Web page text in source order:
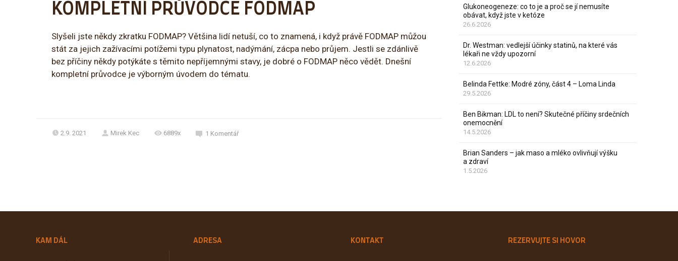
KOMPLETNÍ PRŮVODCE FODMAP
Slyšeli jste někdy zkratku FODMAP? Většina lidí netuší, co to znamená, i když právě FODMAP můžou
stát za jejich zažívacími potížemi typu plynatost, nadýmání, zácpa nebo průjem. Jestli se zdánlivě
bez příčiny někdy potýkáte s těmito nepříjemnými stavy, je dobré o FODMAP něco vědět. Dnešní
kompletní průvodce je výborným úvodem do tématu.
2.9. 2021 Mirek Kec 6889x 1 Komentář
Glukoneogeneze: co to je a proč se jí nemusíte
obávat, když jste v ketóze
26.6.2026
Dr. Westman: vedlejší účinky statinů, na které vás
lékaři ne vždy upozorní
12.6.2026
Belinda Fettke: Modré zóny, část 4 – Loma Linda
29.5.2026
Ben Bikman: LDL to není? Skutečné příčiny srdečních
onemocnění
14.5.2026
Brian Sanders – jak maso a mléko ovlivňují výšku
a zdraví
1.5.2026
KAM DÁL ADRESA KONTAKT REZERVUJTE SI HOVOR